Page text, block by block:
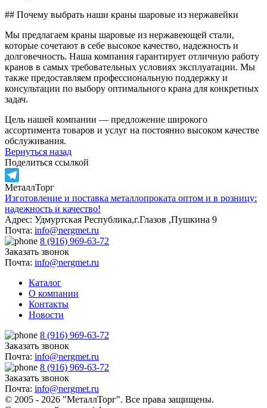
## Почему выбрать наши краны шаровые из нержавейки
Мы предлагаем краны шаровые из нержавеющей стали,
которые сочетают в себе высокое качество, надежность и
долговечность. Наша компания гарантирует отличную работу
кранов в самых требовательных условиях эксплуатации. Мы
также предоставляем профессиональную поддержку и
консультации по выбору оптимального крана для конкретных
задач.
Цель нашей компании — предложение широкого
ассортимента товаров и услуг на постоянно высоком качестве
обслуживания.
Вернуться назад
Поделиться ссылкой
Telegram
МеталлТорг
Изготовление и поставка металлопроката оптом и в розницу:
надежность и качество!
Адрес: Удмуртская Республика,г.Глазов ,Пушкина 9
Почта: info@nergmet.ru
8 (916) 969-63-72
Заказать звонок
Почта: info@nergmet.ru
Каталог
О компании
Контакты
Новости
8 (916) 969-63-72
Заказать звонок
Почта: info@nergmet.ru
8 (916) 969-63-72
Заказать звонок
Почта: info@nergmet.ru
© 2005 - 2026 "МеталлТорг". Все права защищены.